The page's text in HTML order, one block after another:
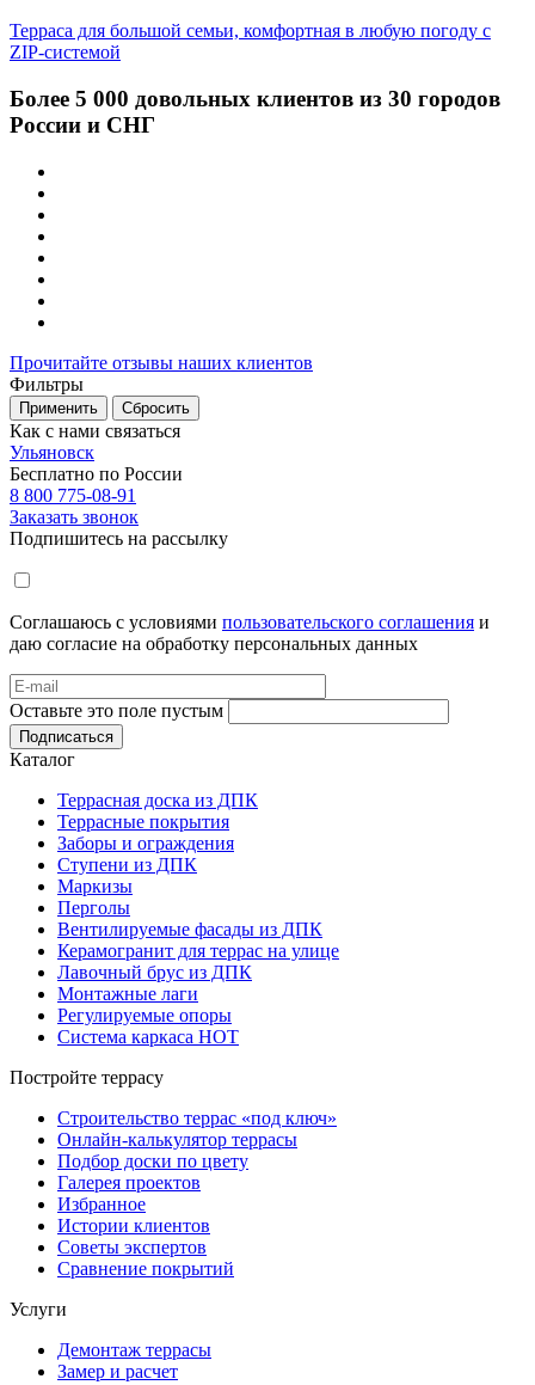
Терраса для большой семьи, комфортная в любую погоду с
ZIP-системой
Более 5 000 довольных клиентов из 30 городов
России и СНГ
Прочитайте отзывы наших клиентов
Фильтры
Применить Сбросить
Как с нами связаться
Ульяновск
Бесплатно по России
8 800 775-08-91
Заказать звонок
Подпишитесь на рассылку
Соглашаюсь с условиями пользовательского соглашения и
даю согласие на обработку персональных данных
Оставьте это поле пустым
Подписаться
Каталог
Террасная доска из ДПК
Террасные покрытия
Заборы и ограждения
Ступени из ДПК
Маркизы
Перголы
Вентилируемые фасады из ДПК
Керамогранит для террас на улице
Лавочный брус из ДПК
Монтажные лаги
Регулируемые опоры
Система каркаса НОТ
Постройте террасу
Строительство террас «под ключ»
Онлайн-калькулятор террасы
Подбор доски по цвету
Галерея проектов
Избранное
Истории клиентов
Советы экспертов
Сравнение покрытий
Услуги
Демонтаж террасы
Замер и расчет